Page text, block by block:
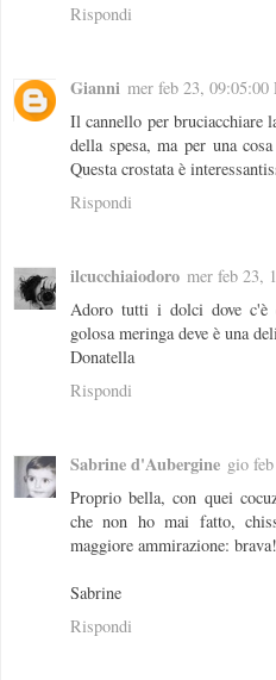
Rispondi
Gianni mer feb 23, 09:05:00
Il cannello per bruciacchiare
della spesa, ma per una
Questa crostata è
Rispondi
ilcucchiaiodoro mer feb 23,
Adoro tutti i dolci dove c'è
golosa meringa deve è una
Donatella
Rispondi
Sabrine d'Aubergine gio
Proprio bella, con quei
che non ho mai fatto,
maggiore ammirazione: brava!
Sabrine
Rispondi